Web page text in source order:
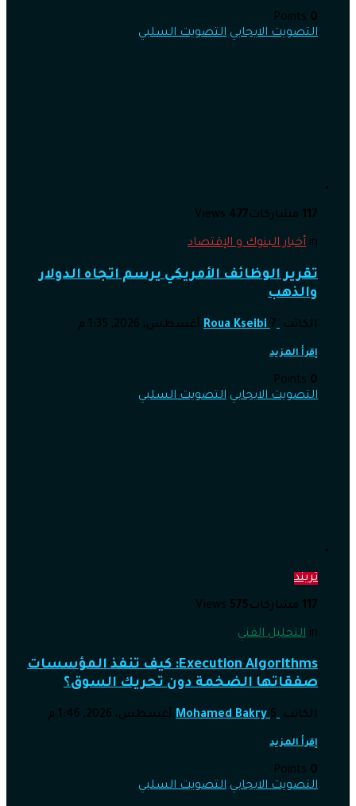
0
التصويت الايجابي التصويت السلبي
117 مشاركات 477
in أخبار البنوك و الإقتصاد
تقرير الوظائف الأمريكي يرسم اتجاه الدولار
والذهب
الكاتب Roua Kseibi 7 أغسطس، 2026, 1:35 م
إقرأ المزيد
0
التصويت الايجابي التصويت السلبي
تريند
117 مشاركات575
in التحليل الفني
Execution Algorithms: كيف تنفذ المؤسسات
صفقاتها الضخمة دون تحريك السوق؟
الكاتب Mohamed Bakry 6 أغسطس، 2026, 1:46 م
إقرأ المزيد
0
التصويت الايجابي التصويت السلبي